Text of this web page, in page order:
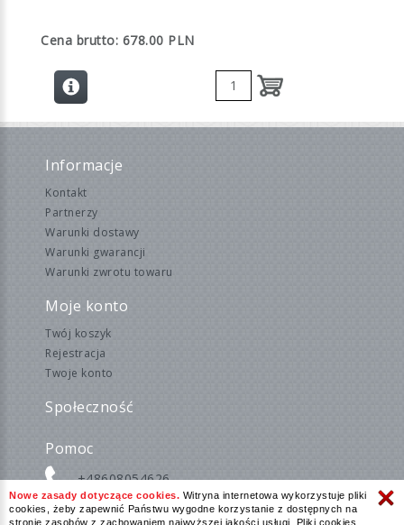
Cena brutto: 678.00 PLN
Informacje
Kontakt
Partnerzy
Warunki dostawy
Warunki gwarancji
Warunki zwrotu towaru
Moje konto
Twój koszyk
Rejestracja
Twoje konto
Społeczność
Pomoc
+48608054626
Nowe zasady dotyczące cookies. Witryna internetowa wykorzystuje pliki
cookies, żeby zapewnić Państwu wygodne korzystanie z dostępnych na
stronie zasobów z zachowaniem najwyższej jakości usługi. Pliki cookies